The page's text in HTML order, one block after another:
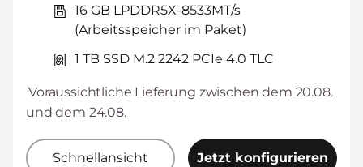
16 GB LPDDR5X-8533MT/s
(Arbeitsspeicher im Paket)
1 TB SSD M.2 2242 PCIe 4.0 TLC
Voraussichtliche Lieferung zwischen dem 20.08.
und dem 24.08.
Schnellansicht Jetzt konfigurieren